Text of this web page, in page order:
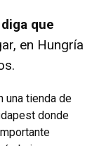
que
en Hungría
una tienda de
donde